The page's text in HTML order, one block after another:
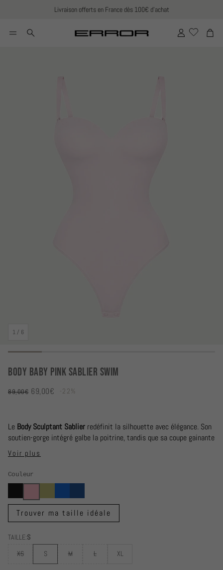
Livraison offerts en France dès 100€ d’achat
Rechercher Compte
1 / 6
BODY BABY PINK SABLIER SWIM
69,00€ -22%
Prix habituel
89,00€
Le Body Sculptant Sablier redéfinit la silhouette avec élégance. Son
soutien-gorge intégré galbe la poitrine, tandis que sa coupe gainante
crée un effet sablier naturel et irrésistible.
Voir plus
Couleur
Trouver ma taille idéale
TAILLE:S
XS
S M L XL